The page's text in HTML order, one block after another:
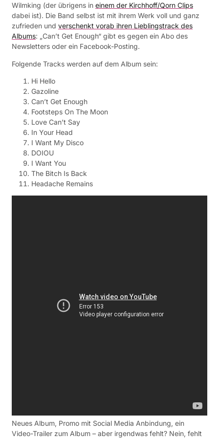
Wilmking (der übrigens in einem der Kirchhoff/Qorn Clips
dabei ist). Die Band selbst ist mit ihrem Werk voll und ganz
zufrieden und verschenkt vorab ihren Lieblingstrack des
Albums: „Can’t Get Enough“ gibt es gegen ein Abo des
Newsletters oder ein Facebook-Posting.
Folgende Tracks werden auf dem Album sein:
Hi Hello
Gazoline
Can’t Get Enough
Footsteps On The Moon
Love Can’t Say
In Your Head
I Want My Disco
DOIOU
I Want You
The Bitch Is Back
Headache Remains
Neues Album, Promo mit Social Media Anbindung, ein
Video-Trailer zum Album – aber irgendwas fehlt? Nein, fehlt